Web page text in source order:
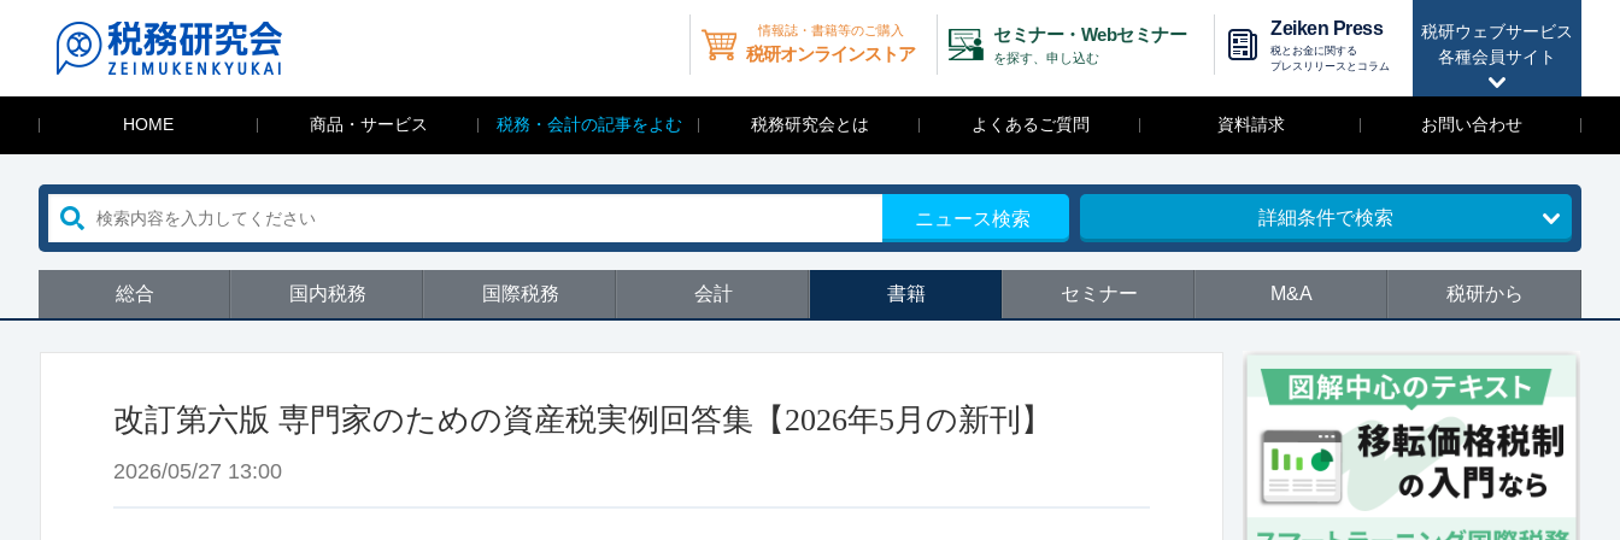
税研ウェブサービス
各種会員サイト
情報誌・書籍等のご購入
税研オンラインストア
セミナー・Webセミナー
を探す、申し込む
Zeiken Press
税とお金に関する
プレスリリースとコラム
HOME 商品・サービス 税務・会計の記事をよむ 税務研究会とは よくあるご質問 資料請求 お問い合わせ
ニュース検索 詳細条件で検索
総合 国内税務 国際税務 会計 書籍 セミナー M&A 税研から
改訂第六版 専門家のための資産税実例回答集【2026年5月の新刊】
2026/05/27 13:00